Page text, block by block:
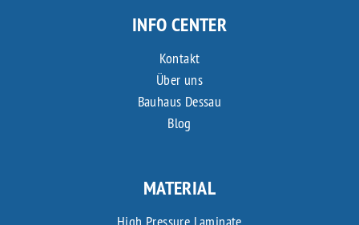
INFO CENTER
Kontakt
Über uns
Bauhaus Dessau
Blog
MATERIAL